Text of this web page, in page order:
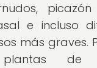
e incluso
más graves.
plantas de